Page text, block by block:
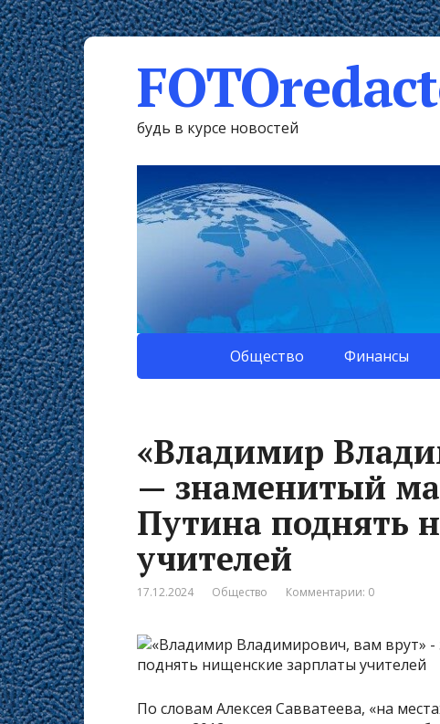
будь в курсе новостей
Общество Финансы
«Владимир
— знаменитый
Путина поднять
учителей
17.12.2024 Общество Комментарии: 0
По словам Алексея Савватеева, «на